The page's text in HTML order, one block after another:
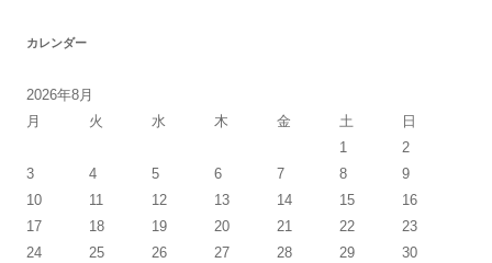
カレンダー
2026年8月
月
火 水 木 金 土
日
1
2
3
4 5 6 7 8
9
10
11 12 13 14 15
16
17
18 19 20 21 22
23
24
25 26 27 28 29
30